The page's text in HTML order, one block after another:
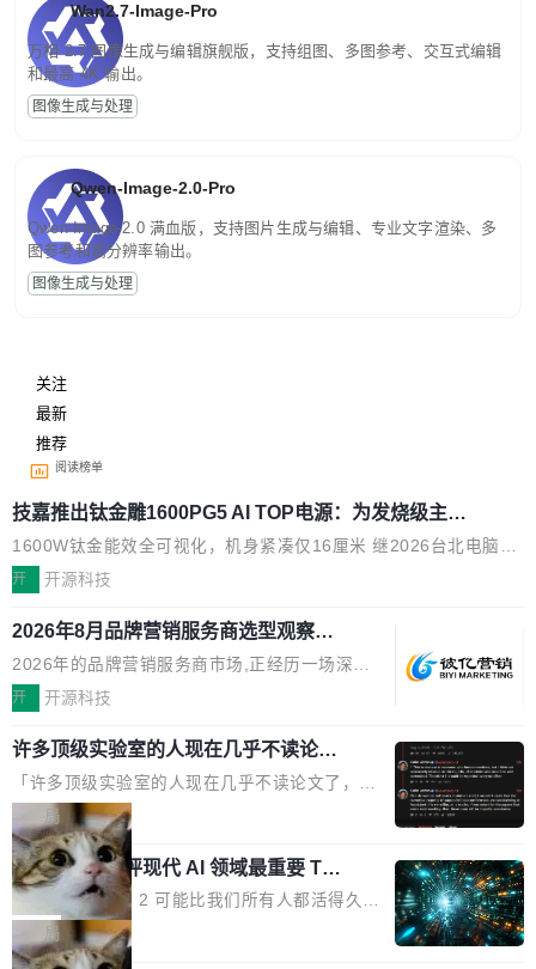
Wan2.7-Image-Pro
万相 2.7 图像生成与编辑旗舰版，支持组图、多图参考、交互式编辑
和最高 4K 输出。
图像生成与处理
Qwen-Image-2.0-Pro
Qwen-Image-2.0 满血版，支持图片生成与编辑、专业文字渲染、多
图参考和高分辨率输出。
图像生成与处理
关注
最新
推荐
阅读榜单
技嘉推出钛金雕1600PG5 AI TOP电源：为发烧级主机
与本地AI算力打造旗舰供电方案
1600W钛金能效全可视化，机身紧凑仅16厘米 继2026台北电脑展
首度亮相后，技嘉科技近日正式发布钛金雕1600PG5 AI TOP电
机长度仅16厘米，提供1600W额定功率与80PLUS钛金能效；支持
ATX 3.1与PCIe 5.1规范，结合服务器级元件、完善供电线材与内
置实时LCD监控屏，可充分满足当下高阶PC主机的严苛使用需求。
同时实现机身尺寸大幅精简。整机长度仅16厘米，属于同功率段机
身尺寸十分紧凑的1600W电源产品。小巧机身有效提升市面主流标
准A...
开 开源科技
2026年8月品牌营销服务商选型观察：
从流量思维到品牌资产思维的范式转移
2026年的品牌营销服务商市场,正经历一场深刻
的价值重构。全球全案品牌代理机构市场从2025
复合增长率达5.44%,预计2032年将突破120亿美
元。数字广告与公共关系相关服务市场更是从20
25年的8463亿美元扩张至2026年的8763亿美
元。数字的背后是一个清晰的事实——品牌对专
业化营销服务的需求从未如此迫切。 但市场扩容
的同时,服务商的竞争逻辑正在改变。2026年Top
Agency年度合辑的观察指出,“产品”这个离消费
者最近的载体,在整个品牌营销层面的权重显著变
开 开源科技
许多顶级实验室的人现在几乎不读论文
了
「许多顶级实验室的人现在几乎不读论文了，而
且他们认为 ICLR/ICML/NeurIPS 充斥着大量过
度宣传和欺诈。」 OpenAI 研究员 Keller Jorda
n 这条推文引发了广泛讨论。他不是在说风凉
话，他是说出了一个圈内人尽皆知但很少公开捅
破的事实。 Jordan 随后补充了一句软化声明：
「我不认为这些会议上大部分论文都在过度宣传
局
xAI 前工程师评现代 AI 领域最重要 Top
3 开源项目
Flash Attention 2 可能比我们所有人都活得久。
这句话不是来自某个技术博客，而是出自 Hieu
Pham 的一条推文。Hieu Pham 是谁？他是 xAI
局